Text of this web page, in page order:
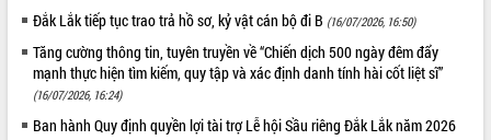
Đắk Lắk tiếp tục trao trả hồ sơ, kỷ vật cán bộ đi B (16/07/2026, 16:50)
Tăng cường thông tin, tuyên truyền về “Chiến dịch 500 ngày đêm đẩy
mạnh thực hiện tìm kiếm, quy tập và xác định danh tính hài cốt liệt sĩ”
(16/07/2026, 16:24)
Ban hành Quy định quyền lợi tài trợ Lễ hội Sầu riêng Đắk Lắk năm 2026